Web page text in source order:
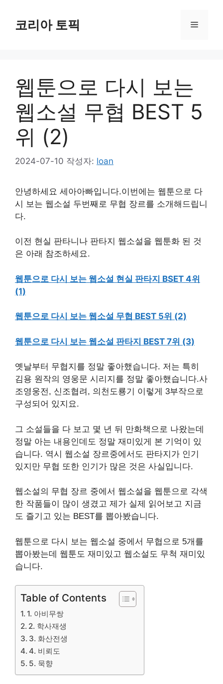
코리아 토픽 메
웹툰으로 다시 보는
웹소설 무협 BEST 5
위 (2)
2024-07-10 작성자: loan
안녕하세요 세아아빠입니다.이번에는 웹툰으로 다
시 보는 웹소설 두번째로 무협 장르를 소개해드립니
다.
이전 현실 판타니나 판타지 웹소설을 웹툰화 된 것
은 아래 참조하세요.
웹툰으로 다시 보는 웹소설 현실 판타지 BSET 4위
(1)
웹툰으로 다시 보는 웹소설 무협 BEST 5위 (2)
웹툰으로 다시 보는 웹소설 판타지 BEST 7위 (3)
옛날부터 무협지를 정말 좋아했습니다. 저는 특히
김용 원작의 영웅문 시리지를 정말 좋아했습니다.사
조영웅전, 신조협려, 의천도룡기 이렇게 3부작으로
구성되어 있지요.
그 소설들을 다 보고 몇 년 뒤 만화책으로 나왔는데
정말 아는 내용인데도 정말 재미있게 본 기억이 있
습니다. 역시 웹소설 장르중에서도 판타지가 인기
있지만 무협 또한 인기가 많은 것은 사실입니다.
웹소설의 무협 장르 중에서 웹소설을 웹툰으로 각색
한 작품들이 많이 생겼고 제가 실제 읽어보고 지금
도 즐기고 있는 BEST를 뽑아봤습니다.
웹툰으로 다시 보는 웹소설 중에서 무협으로 5개를
뽑아봤는데 웹툰도 재미있고 웹소설도 무척 재미있
습니다.
Table of Contents
1. 아비무쌍
2. 학사재생
3. 화산전생
4. 비뢰도
5. 묵향